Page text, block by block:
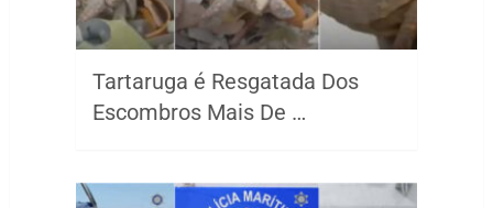
Tartaruga é Resgatada Dos
Escombros Mais De …